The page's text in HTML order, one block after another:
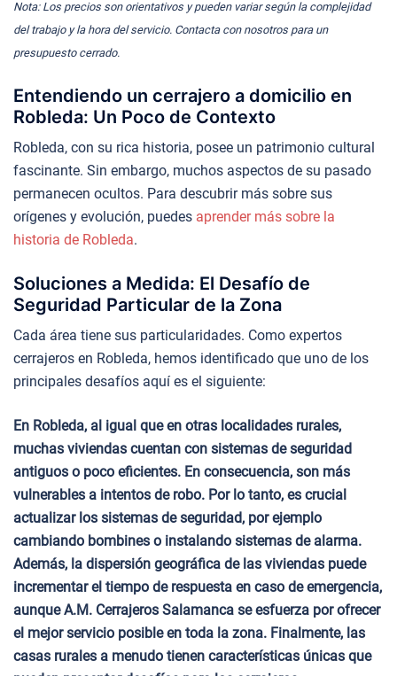
Nota: Los precios son orientativos y pueden variar según la complejidad
del trabajo y la hora del servicio. Contacta con nosotros para un
presupuesto cerrado.
Entendiendo un cerrajero a domicilio en
Robleda: Un Poco de Contexto
Robleda, con su rica historia, posee un patrimonio cultural
fascinante. Sin embargo, muchos aspectos de su pasado
permanecen ocultos. Para descubrir más sobre sus
orígenes y evolución, puedes aprender más sobre la
historia de Robleda.
Soluciones a Medida: El Desafío de
Seguridad Particular de la Zona
Cada área tiene sus particularidades. Como expertos
cerrajeros en Robleda, hemos identificado que uno de los
principales desafíos aquí es el siguiente:
En Robleda, al igual que en otras localidades rurales,
muchas viviendas cuentan con sistemas de seguridad
antiguos o poco eficientes. En consecuencia, son más
vulnerables a intentos de robo. Por lo tanto, es crucial
actualizar los sistemas de seguridad, por ejemplo
cambiando bombines o instalando sistemas de alarma.
Además, la dispersión geográfica de las viviendas puede
incrementar el tiempo de respuesta en caso de emergencia,
aunque A.M. Cerrajeros Salamanca se esfuerza por ofrecer
el mejor servicio posible en toda la zona. Finalmente, las
casas rurales a menudo tienen características únicas que